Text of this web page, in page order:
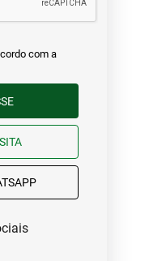
com a
VISITA